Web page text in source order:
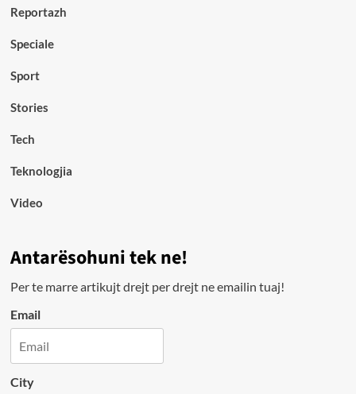
Reportazh
Speciale
Sport
Stories
Tech
Teknologjia
Video
Antarësohuni tek ne!
Per te marre artikujt drejt per drejt ne emailin tuaj!
Email
City